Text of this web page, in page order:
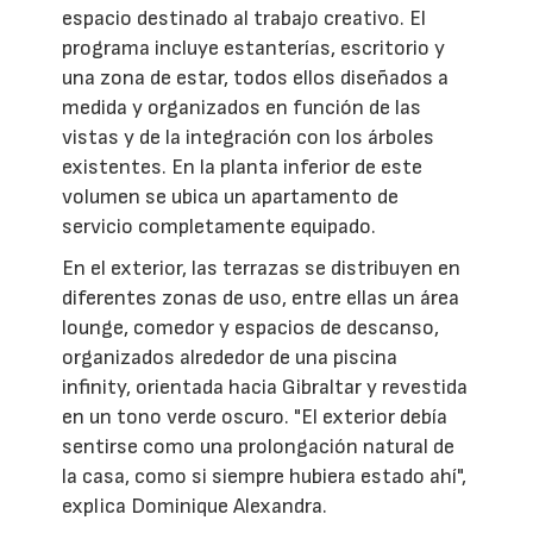
espacio destinado al trabajo creativo. El
programa incluye estanterías, escritorio y
una zona de estar, todos ellos diseñados a
medida y organizados en función de las
vistas y de la integración con los árboles
existentes. En la planta inferior de este
volumen se ubica un apartamento de
servicio completamente equipado.
En el exterior, las terrazas se distribuyen en
diferentes zonas de uso, entre ellas un área
lounge, comedor y espacios de descanso,
organizados alrededor de una piscina
infinity, orientada hacia Gibraltar y revestida
en un tono verde oscuro. "El exterior debía
sentirse como una prolongación natural de
la casa, como si siempre hubiera estado ahí",
explica Dominique Alexandra.